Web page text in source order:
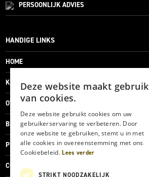
PERSOONLIJKADVIES
HANDIGE LINKS
HOME
KLANTENSERVICE
OVER ONS
BLOG
PRIVACYVERKLARING
COOKIES
Deze website maakt gebruik
van cookies.
Deze website gebruikt cookies om uw
gebruikerservaring te verbeteren. Door
onze website te gebruiken, stemt u in met
alle cookies in overeenstemming met ons
Cookiebeleid.Lees verder
STRIKT NOODZAKELIJK